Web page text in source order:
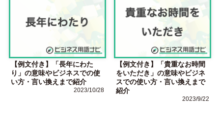
【例文付き】「長年にわた
り」の意味やビジネスでの使
い方・言い換えまで紹介
2023/10/28
【例文付き】「貴重なお時間
をいただき」の意味やビジネ
スでの使い方・言い換えまで
紹介
2023/9/22